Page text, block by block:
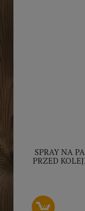
SPRAY NA
PRZED